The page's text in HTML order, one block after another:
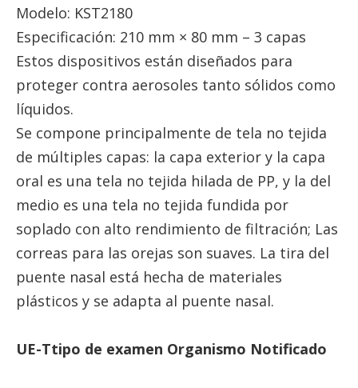
Modelo: KST2180
Especificación: 210 mm × 80 mm – 3 capas
Estos dispositivos están diseñados para
proteger contra aerosoles tanto sólidos como
líquidos.
Se compone principalmente de tela no tejida
de múltiples capas: la capa exterior y la capa
oral es una tela no tejida hilada de PP, y la del
medio es una tela no tejida fundida por
soplado con alto rendimiento de filtración; Las
correas para las orejas son suaves. La tira del
puente nasal está hecha de materiales
plásticos y se adapta al puente nasal.
UE-Ttipo de examen Organismo Notificado